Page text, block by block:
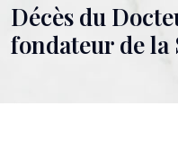
Décès du
fondateur de la